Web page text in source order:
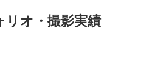
リオ・撮影実績